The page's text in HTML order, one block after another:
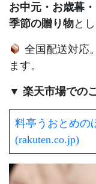
お中元・お歳暮
季節の贈り物と
全国配送対応
ます。
▼ 楽天市場での
料亭うおとめの
(rakuten.co.jp)